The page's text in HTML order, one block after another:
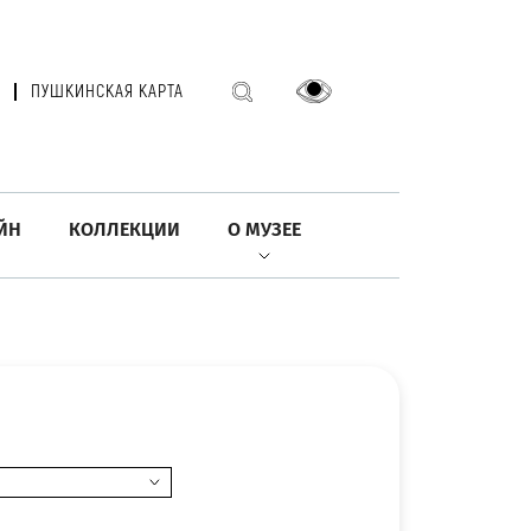
ПУШКИНСКАЯ КАРТА
КОЛЛЕКЦИИ О МУЗЕЕ